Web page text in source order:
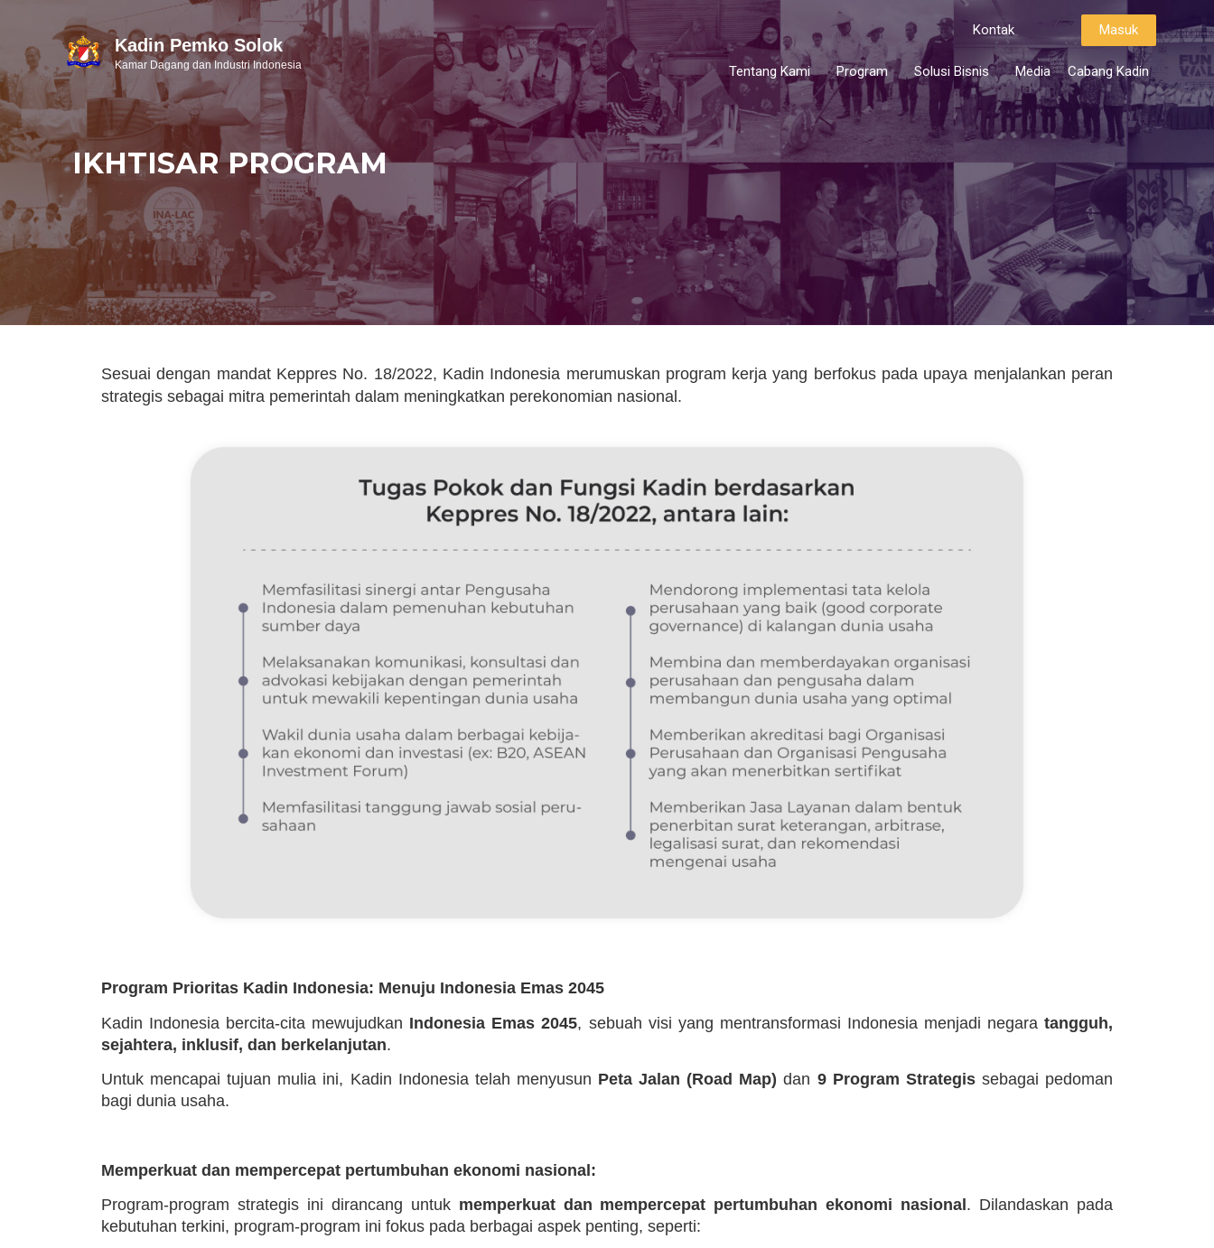
Kadin Pemko Solok
Kamar Dagang dan Industri Indonesia
Kontak Masuk
Tentang Kami Program Solusi Bisnis Media Cabang Kadin
IKHTISAR PROGRAM
Sesuai dengan mandat Keppres No. 18/2022, Kadin Indonesia merumuskan program kerja yang berfokus pada upaya menjalankan peran
strategis sebagai mitra pemerintah dalam meningkatkan perekonomian nasional.
Program Prioritas Kadin Indonesia: Menuju Indonesia Emas 2045
Kadin Indonesia bercita-cita mewujudkan Indonesia Emas 2045, sebuah visi yang mentransformasi Indonesia menjadi negaratangguh,
sejahtera, inklusif, dan berkelanjutan.
Untuk mencapai tujuan mulia ini, Kadin Indonesia telah menyusun Peta Jalan (Road Map) dan 9 Program Strategissebagai pedoman
bagi dunia usaha.
Memperkuat dan mempercepat pertumbuhan ekonomi nasional:
Program-program strategis ini dirancang untuk memperkuat dan mempercepat pertumbuhan ekonomi nasional . Dilandaskan pada
kebutuhan terkini, program-program ini fokus pada berbagai aspek penting, seperti: